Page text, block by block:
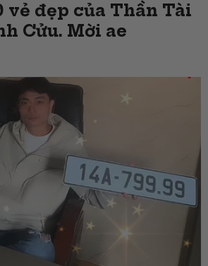
vẻ đẹp của Thần Tài
Cửu. Mời ae